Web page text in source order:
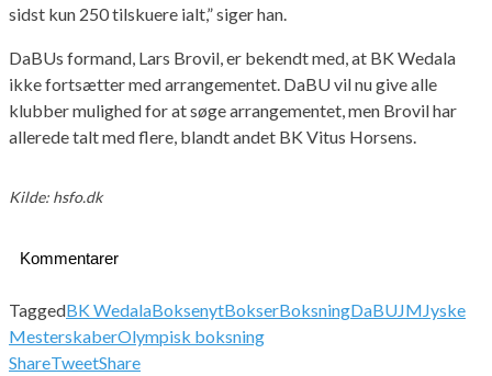
sidst kun 250 tilskuere ialt,” siger han.
DaBUs formand, Lars Brovil, er bekendt med, at BK Wedala
ikke fortsætter med arrangementet. DaBU vil nu give alle
klubber mulighed for at søge arrangementet, men Brovil har
allerede talt med flere, blandt andet BK Vitus Horsens.
Kilde: hsfo.dk
Kommentarer
TaggedBK WedalaBoksenytBokserBoksningDaBUJMJyske
MesterskaberOlympisk boksning
ShareTweetShare